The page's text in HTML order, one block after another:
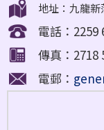
地址：九龍新
電話：2259
傳真：2718
電郵：